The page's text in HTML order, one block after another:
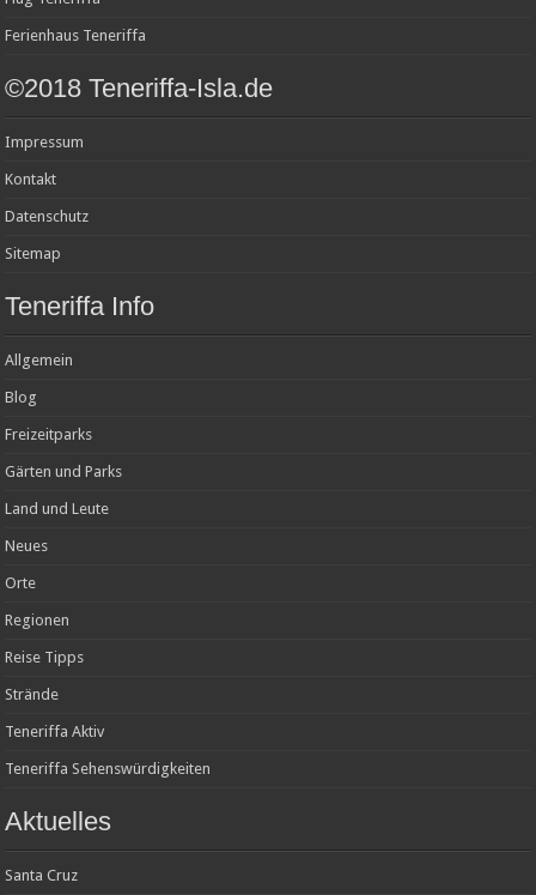
Ferienhaus Teneriffa
©2018 Teneriffa-Isla.de
Impressum
Kontakt
Datenschutz
Sitemap
Teneriffa Info
Allgemein
Blog
Freizeitparks
Gärten und Parks
Land und Leute
Neues
Orte
Regionen
Reise Tipps
Strände
Teneriffa Aktiv
Teneriffa Sehenswürdigkeiten
Aktuelles
Santa Cruz